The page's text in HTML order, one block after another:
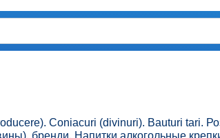
Coniacuri (divinuri). Bauturi tari.
бренди. Напитки алкогольные